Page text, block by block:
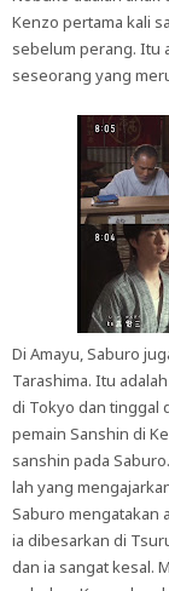
Kenzo pertama kali
sebelum perang. Itu
seseorang yang
Di Amayu, Saburo
Tarashima. Itu
di Tokyo dan tinggal
pemain Sanshin di
sanshin pada
lah yang
Saburo mengatakan
ia dibesarkan di
dan ia sangat kesal.